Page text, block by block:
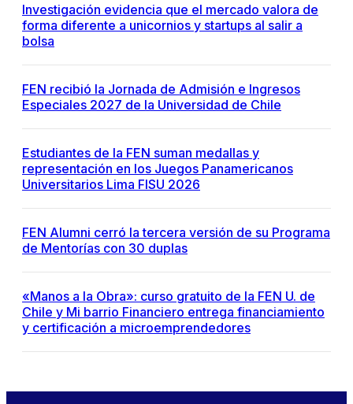
Investigación evidencia que el mercado valora de
forma diferente a unicornios y startups al salir a
bolsa
FEN recibió la Jornada de Admisión e Ingresos
Especiales 2027 de la Universidad de Chile
Estudiantes de la FEN suman medallas y
representación en los Juegos Panamericanos
Universitarios Lima FISU 2026
FEN Alumni cerró la tercera versión de su Programa
de Mentorías con 30 duplas
«Manos a la Obra»: curso gratuito de la FEN U. de
Chile y Mi barrio Financiero entrega financiamiento
y certificación a microemprendedores